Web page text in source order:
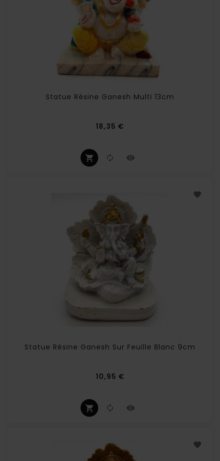
Statue Résine Ganesh Multi 13cm
18,35 €
Statue Résine Ganesh Sur Feuille Blanc 9cm
10,95 €